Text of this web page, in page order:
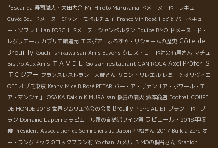
l'Escarida 寿司職人・大田大介 Mr. Hiroto Maruyama ドメーヌ・ド・レキュ
Cuvée Bou ドメーヌ・ジャン・モペルチュイ France Vin Rosé Hop'là バーベキュ
ー・ソワレ Lilian BOSCH ドメーヌ・シャンベルタン Equipe BMO ドメーヌ・ド・
レグリエール カプリエ醸造元 エスポア・よろずや・リショームの歴史 Côte de
Brouilly Kouchi Ishikawa san Amis Buvons クロス・ロード社の有馬さん マチュ
Bistro Aux Amis ＴＡＶＥＬ Go san restaurant CAN ROCA Axel Prϋfer Ｓ
ＴＣツアー フランスレストラン 大輔さん サロン・リレエル レミーとオリヴィエ
OFF オザミ東京 Kenny M de B Rosé PETAR バー・ア・ヴァン「ア・ボワール・エ・
ア・マンジェ」
OSAKA Daikin KIMURA san 桜島の噴火 酒本商店 Football COUPE
DE MONDE 2018 世界ソムリエ協会の会長 Brouilly Pierre ALIET ブラン・ド・ブ
ラン Domaine Lapierre ラピエール家の自然派ワイン祭 ラピエール・2018年収
穫 Président Association de Sommeliers au Japon 小松さん 2017 Bulle à Zero オ
ー・ラングドックのロックブラン村 Yo chan カメル ＢＭОの桐谷さん Station